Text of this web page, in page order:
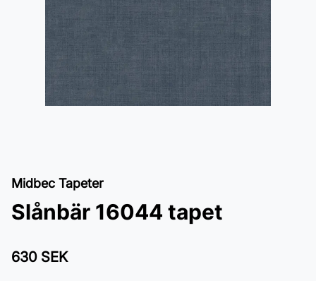
Midbec Tapeter
Slånbär 16044 tapet
630 SEK